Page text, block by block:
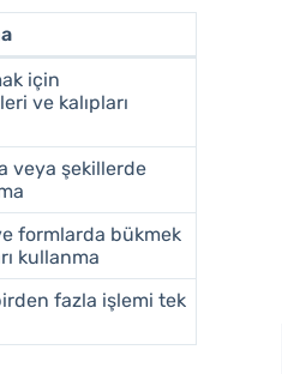
için
ve kalıpları
veya şekillerde
formlarda bükmek
kullanma
fazla işlemi tek